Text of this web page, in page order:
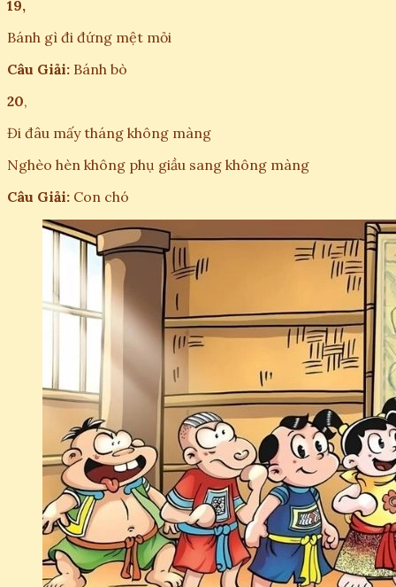
19,
Bánh gì đi đứng mệt mỏi
Câu Giải: Bánh bò
20,
Đi đâu mấy tháng không màng
Nghèo hèn không phụ giầu sang không màng
Câu Giải: Con chó